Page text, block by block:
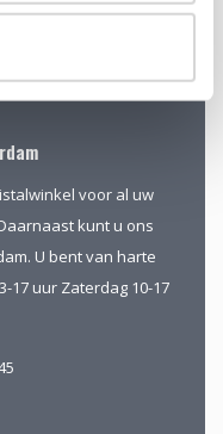
voor al uw
kunt u ons
U bent van harte
17 uur Zaterdag 10-17